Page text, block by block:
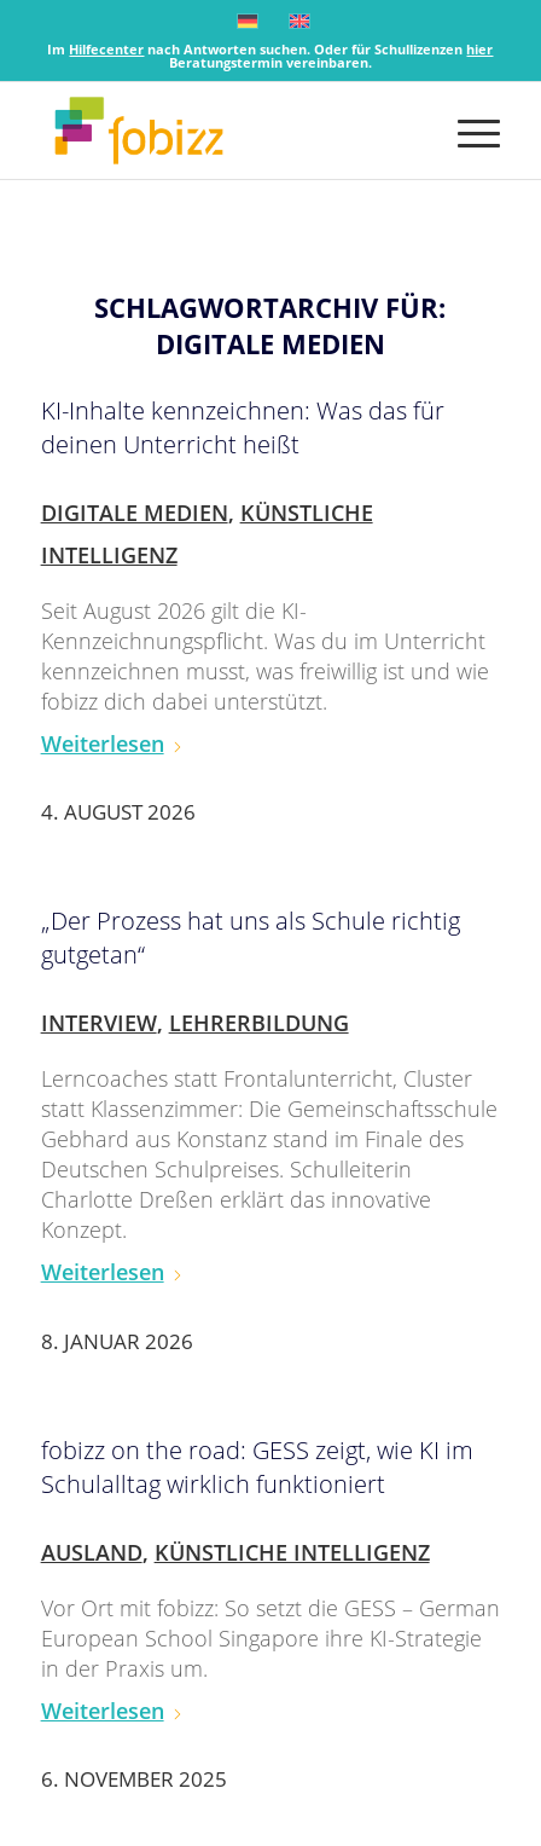
Im Hilfecenter nach Antworten suchen. Oder für Schullizenzenhier
Beratungstermin vereinbaren.
SCHLAGWORTARCHIV FÜR:
DIGITALE MEDIEN
KI-Inhalte kennzeichnen: Was das für
deinen Unterricht heißt
DIGITALE MEDIEN, KÜNSTLICHE
INTELLIGENZ
Seit August 2026 gilt die KI-
Kennzeichnungspflicht. Was du im Unterricht
kennzeichnen musst, was freiwillig ist und wie
fobizz dich dabei unterstützt.
Weiterlesen
4. AUGUST 2026
„Der Prozess hat uns als Schule richtig
gutgetan“
INTERVIEW, LEHRERBILDUNG
Lerncoaches statt Frontalunterricht, Cluster
statt Klassenzimmer: Die Gemeinschaftsschule
Gebhard aus Konstanz stand im Finale des
Deutschen Schulpreises. Schulleiterin
Charlotte Dreßen erklärt das innovative
Konzept.
Weiterlesen
8. JANUAR 2026
fobizz on the road: GESS zeigt, wie KI im
Schulalltag wirklich funktioniert
AUSLAND, KÜNSTLICHE INTELLIGENZ
Vor Ort mit fobizz: So setzt die GESS – German
European School Singapore ihre KI-Strategie
in der Praxis um.
Weiterlesen
6. NOVEMBER 2025